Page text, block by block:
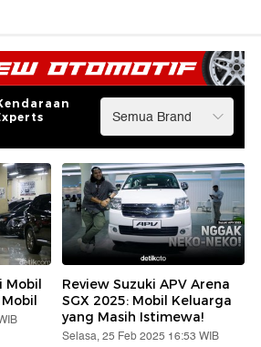
Mobil
Review Suzuki APV Arena
SGX 2025: Mobil Keluarga
yang Masih Istimewa!
Selasa, 25 Feb 2025 16:53 WIB